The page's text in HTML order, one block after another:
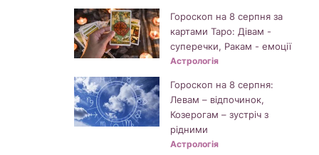
Гороскоп на 8 серпня за
картами Таро: Дівам -
суперечки, Ракам - емоції
Астрологія
Гороскоп на 8 серпня:
Левам – відпочинок,
Козерогам – зустріч з
рідними
Астрологія